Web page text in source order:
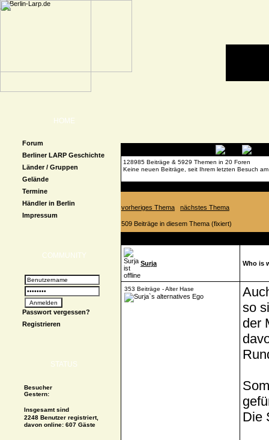
HOME
Forum
Berliner LARP Geschichte
Länder / Gruppen
Gelände
Termine
Händler in Berlin
Impressum
COMMUNITY
Passwort vergessen?
Registrieren
STATUS
Besucher
Gestern:
Insgesamt sind
2248 Benutzer registriert,
davon online: 607 Gäste
128985 Beiträge & 5929 Themen in 20 Foren
Keine neuen Beiträge, seit Ihrem letzten Besuch
vorheriges Thema nächstes Thema
509 Beiträge in diesem Thema (fixiert)
Surja Who is
353 Beiträge - Alter Hase
so
der
Die